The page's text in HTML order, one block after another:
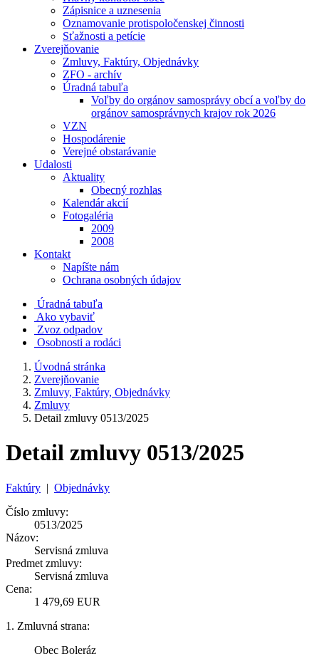
Zápisnice a uznesenia
Oznamovanie protispoločenskej činnosti
Sťažnosti a petície
Zverejňovanie
Zmluvy, Faktúry, Objednávky
ZFO - archív
Úradná tabuľa
Voľby do orgánov samosprávy obcí a voľby do
orgánov samosprávnych krajov rok 2026
VZN
Hospodárenie
Verejné obstarávanie
Udalosti
Aktuality
Obecný rozhlas
Kalendár akcií
Fotogaléria
2009
2008
Kontakt
Napíšte nám
Ochrana osobných údajov
Úradná tabuľa
Ako vybaviť
Zvoz odpadov
Osobnosti a rodáci
Úvodná stránka
Zverejňovanie
Zmluvy, Faktúry, Objednávky
Zmluvy
Detail zmluvy 0513/2025
Detail zmluvy 0513/2025
Faktúry | Objednávky
Číslo zmluvy:
0513/2025
Názov:
Servisná zmluva
Predmet zmluvy:
Servisná zmluva
Cena:
1 479,69 EUR
1. Zmluvná strana:
Obec Boleráz